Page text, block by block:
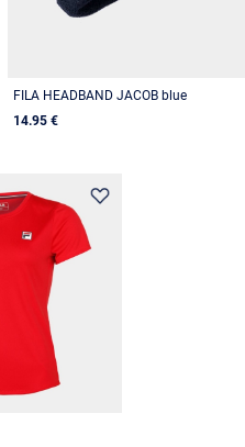
FILA HEADBAND JACOB blue
14.95 €